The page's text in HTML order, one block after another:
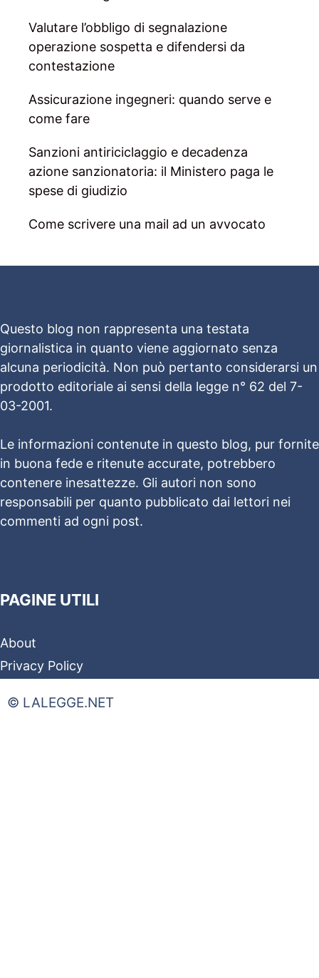
Valutare l’obbligo di segnalazione
operazione sospetta e difendersi da
contestazione
Assicurazione ingegneri: quando serve e
come fare
Sanzioni antiriciclaggio e decadenza
azione sanzionatoria: il Ministero paga le
spese di giudizio
Come scrivere una mail ad un avvocato
Questo blog non rappresenta una testata
giornalistica in quanto viene aggiornato senza
alcuna periodicità. Non può pertanto considerarsi un
prodotto editoriale ai sensi della legge n° 62 del 7-
03-2001.
Le informazioni contenute in questo blog, pur fornite
in buona fede e ritenute accurate, potrebbero
contenere inesattezze. Gli autori non sono
responsabili per quanto pubblicato dai lettori nei
commenti ad ogni post.
PAGINE UTILI
About
Privacy Policy
© LALEGGE.NET